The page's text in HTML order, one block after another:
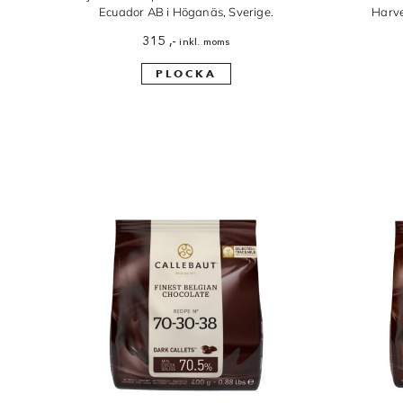
Ecuador AB i Höganäs, Sverige.
315 ,- inkl. moms
PLOCKA